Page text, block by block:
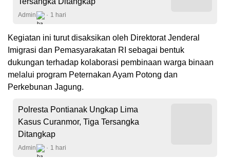
Admin 1 hari
Kegiatan ini turut disaksikan oleh Direktorat Jenderal
Imigrasi dan Pemasyarakatan RI sebagai bentuk
dukungan terhadap kolaborasi pembinaan warga binaan
melalui program Peternakan Ayam Potong dan
Perkebunan Jagung.
Polresta Pontianak Ungkap Lima
Kasus Curanmor, Tiga Tersangka
Ditangkap
Admin 1 hari